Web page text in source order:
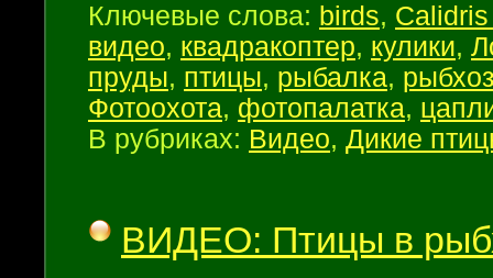
Ключевые слова: birds,
видео, квадракоптер, кулики,
пруды, птицы, рыбалка, рыбхоз
Фотоохота, фотопалатка,
В рубриках: Видео, Дикие
ВИДЕО: Птицы в